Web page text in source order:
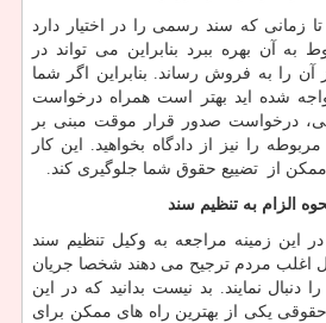
تا زمانی که سند رسمی را در اختیار دارد
به آن بهره ببرد بنابراین می تواند در
آن را به فروش رساند. بنابراین اگر شما
شده اید بهتر است همراه درخواست
درخواست صدور قرار موقت مبنی بر
را نیز از دادگاه بخواهید. این کار
از تضییع حقوق شما جلوگیری کند.
الزام به تنظیم سند
این زمینه مراجعه به وکیل تنظیم سند
اغلب مردم ترجیح می دهند شخصا جریان
دنبال نمایند. بد نیست بدانید که در این
یکی از بهترین راه های ممکن برای